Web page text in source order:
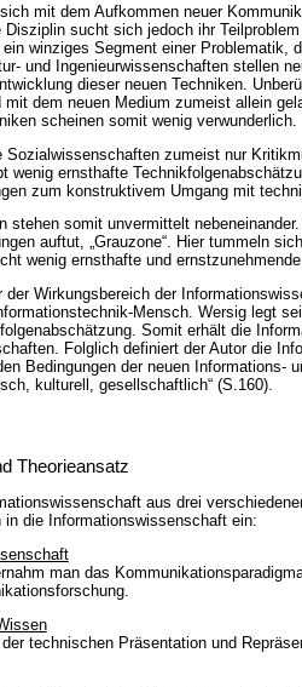
mit dem Aufkommen neuer
sucht sich jedoch ihr
winziges Segment einer Problematik,
und Ingenieurwissenschaften stellen
dieser neuen Techniken.
dem neuen Medium zumeist allein
scheinen somit wenig verwunderlich.
Sozialwissenschaften zumeist nur
wenig ernsthafte
zum konstruktivem Umgang mit
stehen somit unvermittelt
auftut, „Grauzone“. Hier tummeln
wenig ernsthafte und
der Wirkungsbereich der
Mensch. Wersig legt
Somit erhält die
Folglich definiert der Autor die
Bedingungen der neuen Informations-
kulturell, gesellschaftlich“ (S.160).
Theorieansatz
aus drei
in die Informationswissenschaft ein:
man das
technischen Präsentation und